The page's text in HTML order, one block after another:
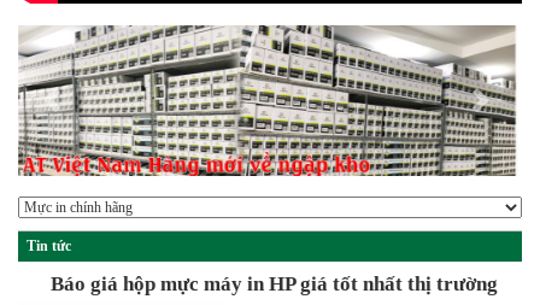
Previous Next
Tin tức
Báo giá hộp mực máy in HP giá tốt nhất thị trường